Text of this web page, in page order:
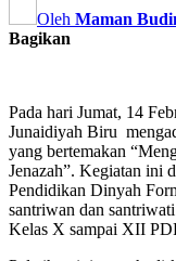
Oleh Maman
Bagikan
Pada hari Jumat, 14
Junaidiyah Biru
yang bertemakan
Jenazah”. Kegiatan ini
Pendidikan Dinyah
santriwan dan
Kelas X sampai XII